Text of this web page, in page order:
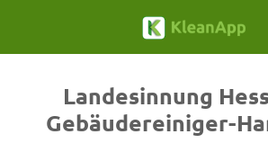
Hilfe
Уебинари
Landesinnung
Gebäudereiniger-